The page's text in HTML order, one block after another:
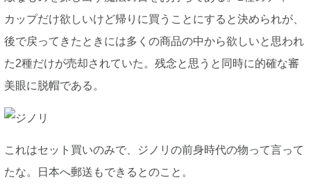
カップだけ欲しいけど帰りに買うことにすると決められが、
後で戻ってきたときには多くの商品の中から欲しいと思われ
た2種だけが売却されていた。残念と思うと同時に的確な審
美眼に脱帽である。
これはセット買いのみで、ジノリの前身時代の物って言って
たな。日本へ郵送もできるとのこと。